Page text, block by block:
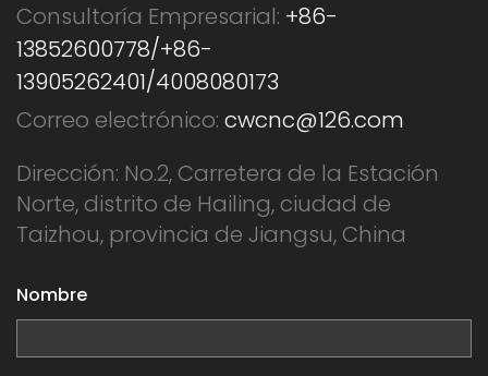
Consultoría Empresarial: +86-
13852600778/+86-
13905262401/4008080173
Correo electrónico: cwcnc@126.com
Dirección: No.2, Carretera de la Estación
Norte, distrito de Hailing, ciudad de
Taizhou, provincia de Jiangsu, China
Nombre